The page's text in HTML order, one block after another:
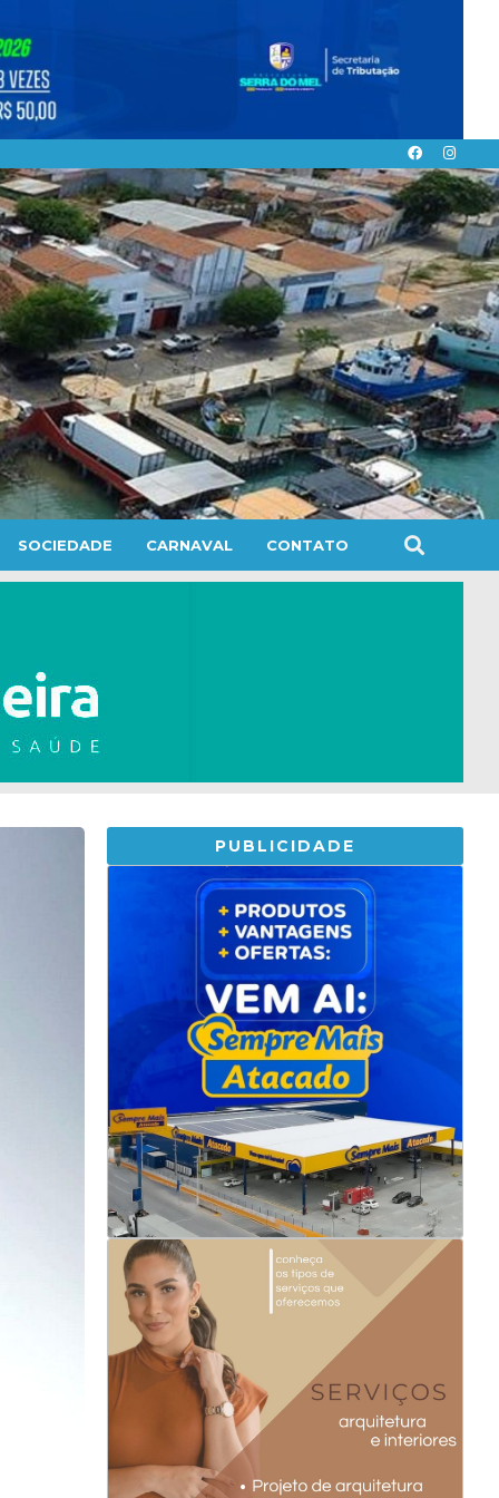
SOCIEDADE CARNAVAL CONTATO
PUBLICIDADE